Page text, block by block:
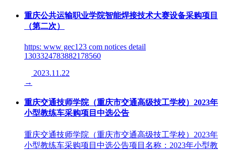
重庆公共运输职业学院智能焊接技术大赛设备采购项目
（第二次）
https: www gec123 com notices detail
1303324783882178560
2023.11.22
→
重庆交通技师学院（重庆市交通高级技工学校）2023年
小型教练车采购项目中选公告
重庆交通技师学院（重庆市交通高级技工学校）2023年
小型教练车采购项目中选公告项目名称：2023年小型教